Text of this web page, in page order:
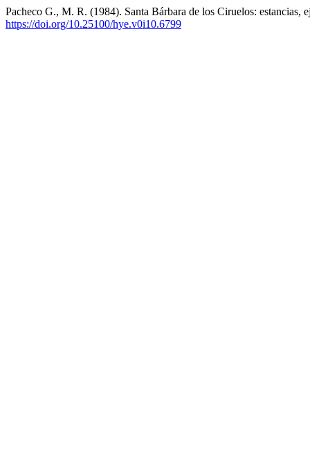
Pacheco G., M. R. (1984). Santa Bárbara de los Ciruelos: estancias,
https://doi.org/10.25100/hye.v0i10.6799